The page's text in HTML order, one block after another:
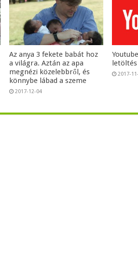
Az anya 3 fekete babát hoz
a világra. Aztán az apa
megnézi közelebbről, és
könnybe lábad a szeme
2017-12-04
letöltés
2017-